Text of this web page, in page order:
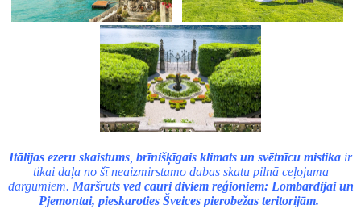
Itālijas ezeru skaistums, brīnišķīgais klimats un svētnīcu mistika ir
tikai daļa no šī neaizmirstamo dabas skatu pilnā ceļojuma
dārgumiem. Maršruts ved cauri diviem reģioniem: Lombardijai un
Pjemontai, pieskaroties Šveices pierobežas teritorijām.